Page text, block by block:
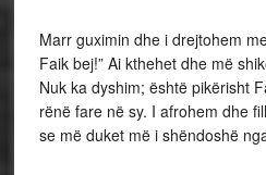
Marr guximin dhe i drejtohem
Faik bej!” Ai kthehet dhe më
Nuk ka dyshim; është pikërisht
rënë fare në sy. I afrohem dhe
se më duket më i shëndoshë